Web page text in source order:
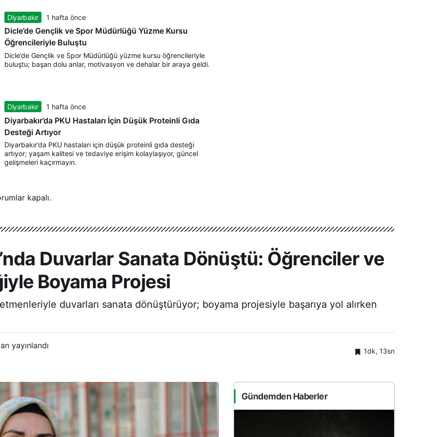
Diyarbakır 1 hafta önce
Dicle’de Gençlik ve Spor Müdürlüğü Yüzme Kursu
Öğrencileriyle Buluştu
Dicle’de Gençlik ve Spor Müdürlüğü yüzme kursu öğrencileriyle
buluştu; başarı dolu anlar, motivasyon ve dehalar bir araya geldi.
Diyarbakır 1 hafta önce
Diyarbakır’da PKU Hastaları İçin Düşük Proteinli Gıda
Desteği Artıyor
Diyarbakır’da PKU hastaları için düşük proteinli gıda desteği
artıyor; yaşam kalitesi ve tedaviye erişim kolaylaşıyor, güncel
gelişmeleri kaçırmayın.
kapalı.
Duvarlar Sanata Dönüştü: Öğrenciler ve
Boyama Projesi
duvarları sanata dönüştürüyor; boyama projesiyle başarıya yol alırken
yayınlandı
1dk, 13sn
Gündemden Haberler